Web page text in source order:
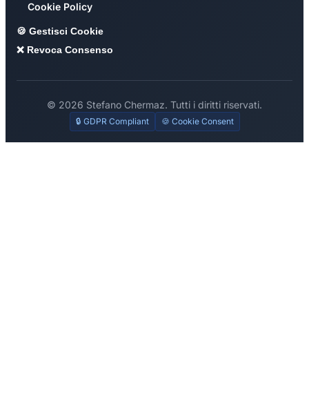
Cookie Policy
🍪 Gestisci Cookie
❌ Revoca Consenso
© 2026 Stefano Chermaz. Tutti i diritti riservati.
🔒 GDPR Compliant 🍪 Cookie Consent